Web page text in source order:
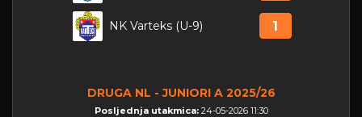
NK Varteks (U-9) 1
DRUGA NL - JUNIORI A 2025/26
Posljednja utakmica: 24-05-2026 11:30